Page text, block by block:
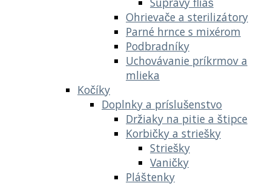
Ohrievače a sterilizátory
Parné hrnce s mixérom
Podbradníky
Uchovávanie príkrmov a
mlieka
Kočíky
Doplnky a príslušenstvo
Držiaky na pitie a štipce
Korbičky a striešky
Striešky
Vaničky
Pláštenky